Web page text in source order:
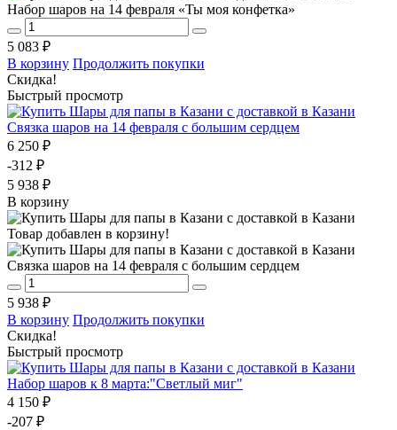
Набор шаров на 14 февраля «Ты моя конфетка»
5 083 ₽
В корзину Продолжить покупки
Скидка!
Быстрый просмотр
Связка шаров на 14 февраля с большим сердцем
6 250 ₽
-312 ₽
5 938 ₽
В корзину
Товар добавлен в корзину!
Связка шаров на 14 февраля с большим сердцем
5 938 ₽
В корзину Продолжить покупки
Скидка!
Быстрый просмотр
Набор шаров к 8 марта:"Светлый миг"
4 150 ₽
-207 ₽